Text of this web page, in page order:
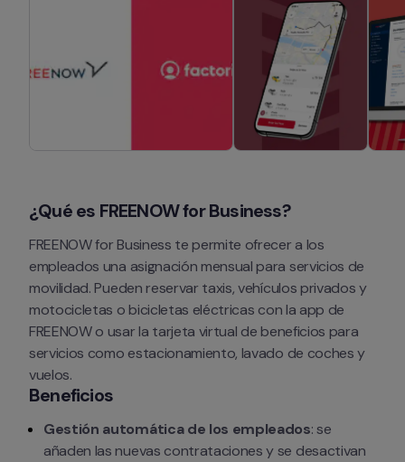
¿Qué es FREENOW for Business?
FREENOW for Business te permite ofrecer a los
empleados una asignación mensual para servicios de
movilidad. Pueden reservar taxis, vehículos privados y
motocicletas o bicicletas eléctricas con la app de
FREENOW o usar la tarjeta virtual de beneficios para
servicios como estacionamiento, lavado de coches y
vuelos.
Beneficios
Gestión automática de los empleados: se
añaden las nuevas contrataciones y se desactivan